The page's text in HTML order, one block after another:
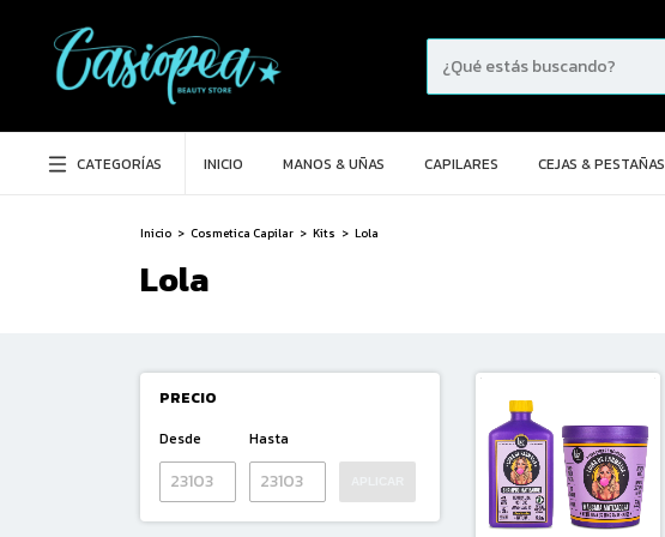
CATEGORÍAS INICIO MANOS & UÑAS CAPILARES CEJAS & PESTAÑAS
Inicio > Cosmetica Capilar > Kits > Lola
Lola
PRECIO
Desde
Hasta